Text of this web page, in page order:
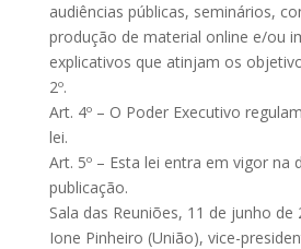
audiências públicas, seminários,
produção de material online e/ou
explicativos que atinjam os
2º.
Art. 4º – O Poder Executivo
lei.
Art. 5º – Esta lei entra em vigor na
publicação.
Sala das Reuniões, 11 de junho de
Ione Pinheiro (União), vice-